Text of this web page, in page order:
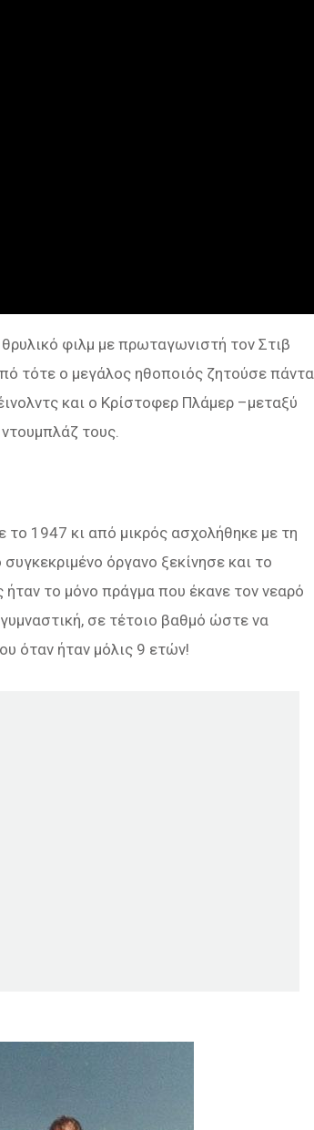
φιλμ με πρωταγωνιστή τον Στιβ
τότε ο μεγάλος ηθοποιός ζητούσε πάντα
και ο Κρίστοφερ Πλάμερ –μεταξύ
τους.
1947 κι από μικρός ασχολήθηκε με τη
όργανο ξεκίνησε και το
ήταν το μόνο πράγμα που έκανε τον νεαρό
σε τέτοιο βαθμό ώστε να
όταν ήταν μόλις 9 ετών!